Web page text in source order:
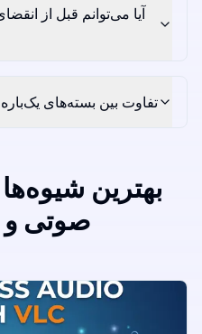
آیا می‌توانم قبل از
تفاوت بین بسته‌های
بهترین
صوتی و